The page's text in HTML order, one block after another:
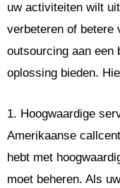
uw activiteiten wilt
verbeteren of betere
outsourcing aan een
oplossing bieden.
1. Hoogwaardige
Amerikaanse
hebt met
moet beheren. Als